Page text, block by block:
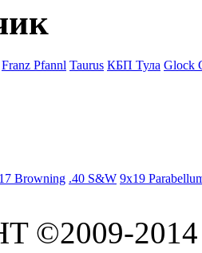
Franz Pfannl Taurus КБП Тула Glock
Browning .40 S&W 9x19
©2009-